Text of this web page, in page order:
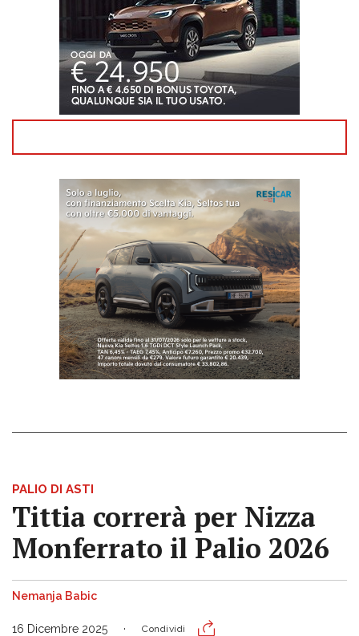
PALIO DI ASTI
Tittia correrà per Nizza
Monferrato il Palio 2026
Nemanja Babic
16 Dicembre 2025 Condividi